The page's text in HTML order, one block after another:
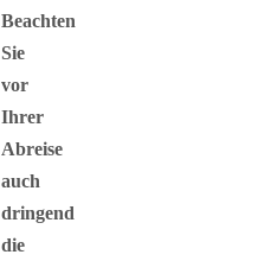
Beachten
Sie
vor
Ihrer
Abreise
auch
dringend
die